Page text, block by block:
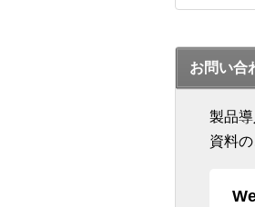
お問い合
製品
資料